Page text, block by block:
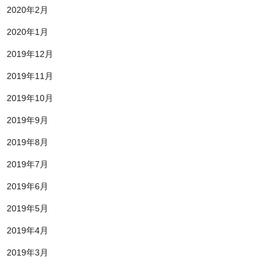
2020年2月
2020年1月
2019年12月
2019年11月
2019年10月
2019年9月
2019年8月
2019年7月
2019年6月
2019年5月
2019年4月
2019年3月